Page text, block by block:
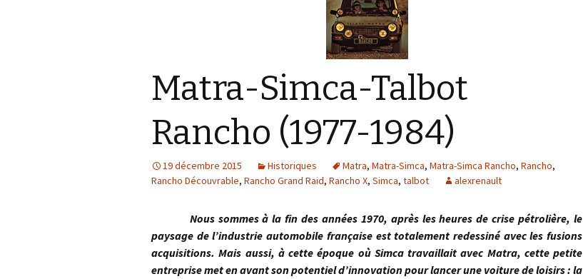
Matra-Simca-Talbot
Rancho (1977-1984)
19 décembre 2015 Historiques Matra, Matra-Simca, Matra-Simca Rancho, Rancho,
Rancho Découvrable, Rancho Grand Raid, Rancho X, Simca, talbot alexrenault
Nous sommes à la fin des années 1970, après les heures de crise pétrolière, le
paysage de l’industrie automobile française est totalement redessiné avec les fusions
acquisitions. Mais aussi, à cette époque où Simca travaillait avec Matra, cette petite
entreprise met en avant son potentiel d’innovation pour lancer une voiture de loisirs : la